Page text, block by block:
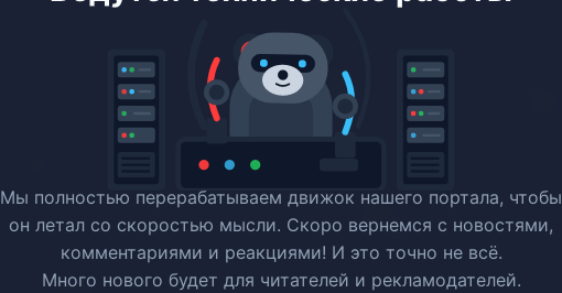
Мы полностью перерабатываем движок нашего портала, чтобы
он летал со скоростью мысли. Скоро вернемся c новостями,
комментариями и реакциями! И это точно не всё.
Много нового будет для читателей и рекламодателей.